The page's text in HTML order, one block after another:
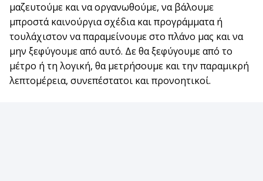
μαζευτούμε και να οργανωθούμε, να βάλουμε
μπροστά καινούργια σχέδια και προγράμματα ή
τουλάχιστον να παραμείνουμε στο πλάνο μας και να
μην ξεφύγουμε από αυτό. Δε θα ξεφύγουμε από το
μέτρο ή τη λογική, θα μετρήσουμε και την παραμικρή
λεπτομέρεια, συνεπέστατοι και προνοητικοί.